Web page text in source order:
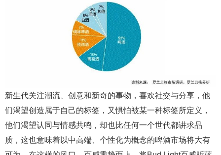
新生代关注潮流、创意和新奇的事物，喜欢社交与分享，他
们渴望创造属于自己的标签，又惧怕被某一种标签所定义，
他们渴望认同与情感共鸣，却也比任何一个世代都讲求品
质，这也意味着以中高端、个性化为概念的啤酒市场将大有